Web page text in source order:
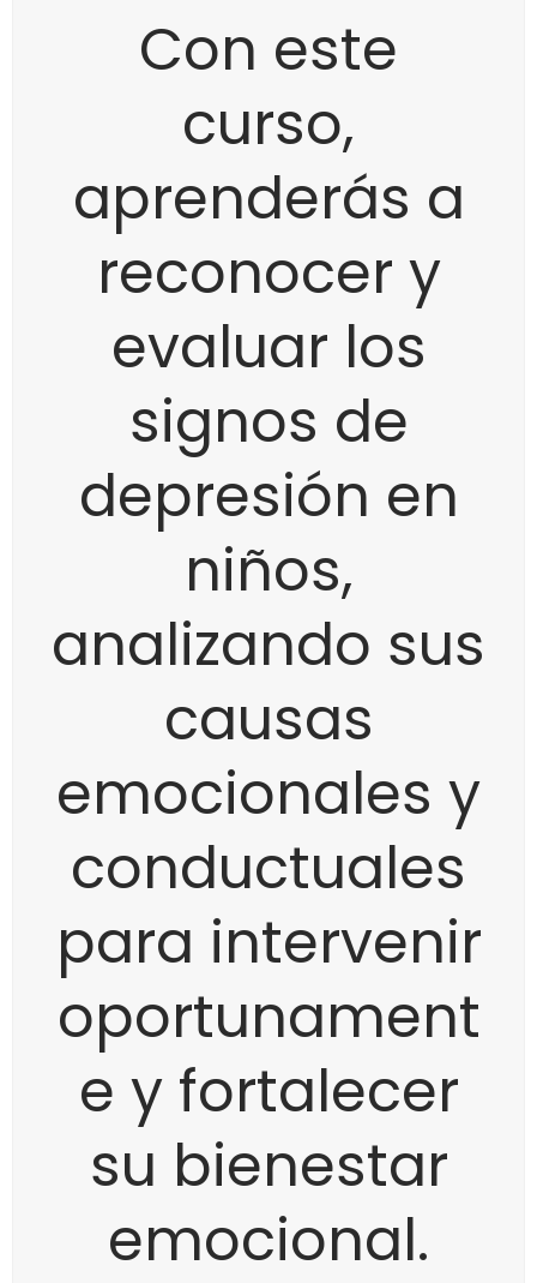
Con este
curso,
aprenderás a
reconocer y
evaluar los
signos de
depresión en
niños,
analizando sus
causas
emocionales y
conductuales
para intervenir
oportunament
e y fortalecer
su bienestar
emocional.